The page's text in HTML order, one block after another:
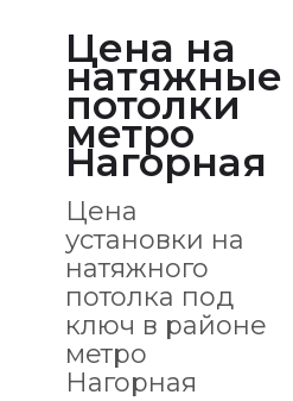
Цена на
натяжные
потолки
метро
Нагорная
Цена
установки на
натяжного
потолка под
ключ в районе
метро
Нагорная